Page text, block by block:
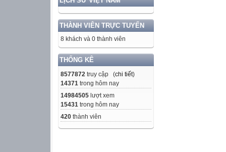
THÀNH VIÊN TRỰC TUYẾN
8 khách và 0 thành viên
THỐNG KÊ
8577872 truy cập (chi tiết)
14371 trong hôm nay
14984505 lượt xem
15431 trong hôm nay
420 thành viên